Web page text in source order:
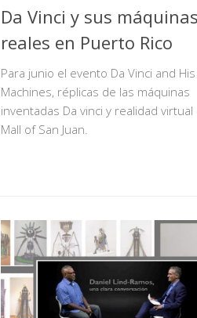
Da Vinci y sus máquinas
reales en Puerto Rico
Para junio el evento Da Vinci and His
Machines, réplicas de las máquinas
inventadas Da vinci y realidad virtual
Mall of San Juan.